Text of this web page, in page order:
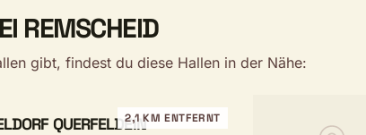
REMSCHEID
gibt, findest du diese Hallen in der Nähe:
QUERFELDEIN2,1 KM ENTFERNT